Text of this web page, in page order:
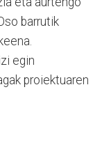
barrutik
egin
proiektuaren